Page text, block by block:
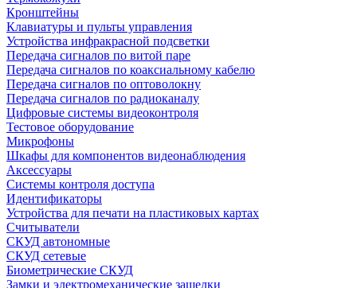
Кронштейны
Клавиатуры и пульты управления
Устройства инфракрасной подсветки
Передача сигналов по витой паре
Передача сигналов по коаксиальному кабелю
Передача сигналов по оптоволокну
Передача сигналов по радиоканалу
Цифровые системы видеоконтроля
Тестовое оборудование
Микрофоны
Шкафы для компонентов видеонаблюдения
Аксессуары
Системы контроля доступа
Идентификаторы
Устройства для печати на пластиковых картах
Считыватели
СКУД автономные
СКУД сетевые
Биометрические СКУД
Замки и электромеханические защелки